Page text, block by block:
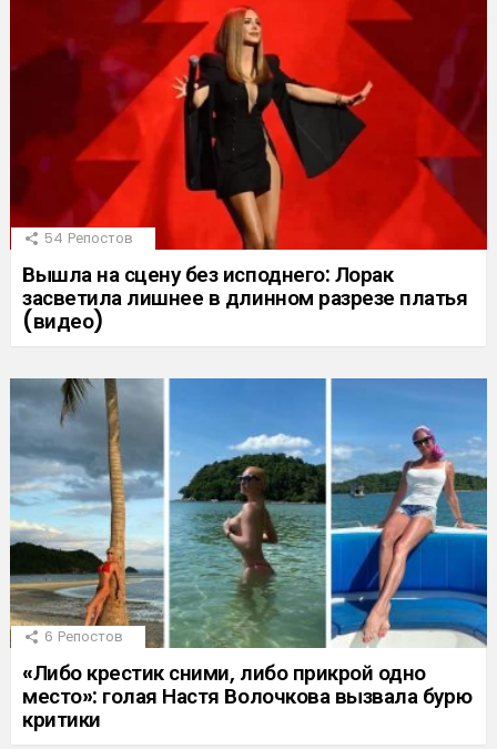
54 Репостов
Вышла на сцену без исподнего: Лорак
засветила лишнее в длинном разрезе платья
(видео)
6 Репостов
«Либо крестик сними, либо прикрой одно
место»: голая Настя Волочкова вызвала бурю
критики